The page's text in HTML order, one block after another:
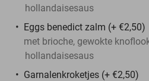
hollandaisesaus
Eggs benedict zalm (+ €2,50)
met brioche, gewokte
hollandaisesaus
Garnalenkroketjes (+ €2,50)